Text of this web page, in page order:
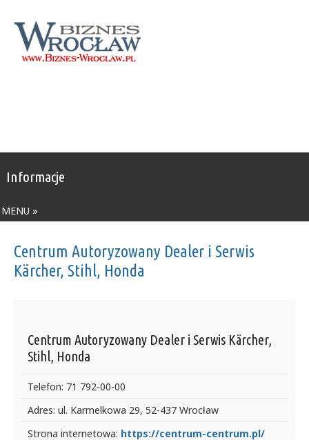
Informacje
MENU »
Centrum Autoryzowany Dealer i Serwis
Kärcher, Stihl, Honda
Centrum Autoryzowany Dealer i Serwis Kärcher,
Stihl, Honda
Telefon: 71 792-00-00
Adres: ul. Karmelkowa 29, 52-437 Wrocław
Strona internetowa: https://centrum-centrum.pl/